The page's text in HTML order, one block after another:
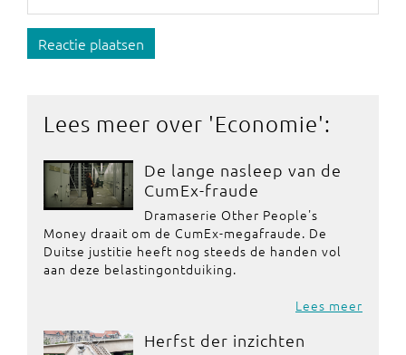
Reactie plaatsen
Lees meer over 'Economie':
De lange nasleep van de
CumEx-fraude
Dramaserie Other People's
Money draait om de CumEx-megafraude. De
Duitse justitie heeft nog steeds de handen vol
aan deze belastingontduiking.
Lees meer
Herfst der inzichten